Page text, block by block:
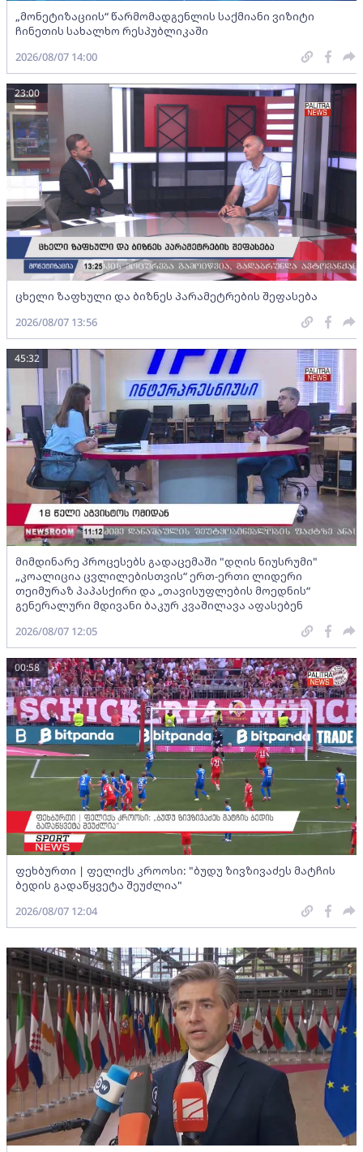
„მონეტიზაციის“ წარმომადგენლის საქმიანი ვიზიტი
ჩინეთის სახალხო რესპუბლიკაში
2026/08/07 14:00
ცხელი ზაფხული და ბიზნეს პარამეტრების შეფასება
23:00
2026/08/07 13:56
მიმდინარე პროცესებს გადაცემაში "დღის ნიუსრუმი"
„კოალიცია ცვლილებისთვის“ ერთ-ერთი ლიდერი
თეიმურაზ პაპასქირი და „თავისუფლების მოედნის“
გენერალური მდივანი ბაკურ კვაშილავა აფასებენ
45:32
2026/08/07 12:05
ფეხბურთი | ფელიქს კროოსი: "ბუდუ ზივზივაძეს მატჩის
ბედის გადაწყვეტა შეუძლია"
00:58
2026/08/07 12:04